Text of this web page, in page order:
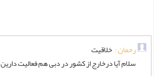
رحمان : خلاقیت
سلام آیا درخارج از کشور در دبی هم فعالیت دارین